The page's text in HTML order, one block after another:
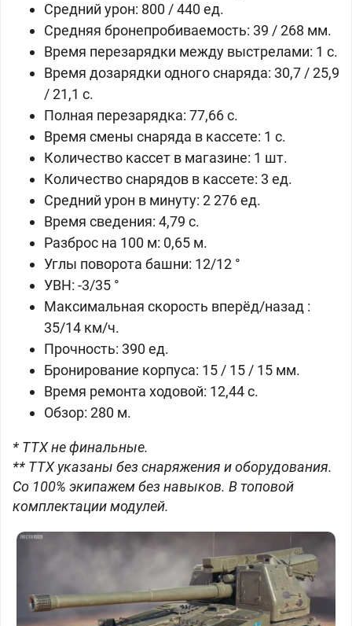
Средний урон: 800 / 440 ед.
Средняя бронепробиваемость: 39 / 268 мм.
Время перезарядки между выстрелами: 1 с.
Время дозарядки одного снаряда: 30,7 / 25,9
/ 21,1 c.
Полная перезарядка: 77,66 c.
Время смены снаряда в кассете: 1 с.
Количество кассет в магазине: 1 шт.
Количество снарядов в кассете: 3 ед.
Средний урон в минуту: 2 276 ед.
Время сведения: 4,79 с.
Разброс на 100 м: 0,65 м.
Углы поворота башни: 12/12 °
УВН: -3/35 °
Максимальная скорость вперёд/назад :
35/14 км/ч.
Прочность: 390 ед.
Бронирование корпуса: 15 / 15 / 15 мм.
Время ремонта ходовой: 12,44 с.
Обзор: 280 м.
* ТТХ не финальные.
** ТТХ указаны без снаряжения и оборудования.
Со 100% экипажем без навыков. В топовой
комплектации модулей.